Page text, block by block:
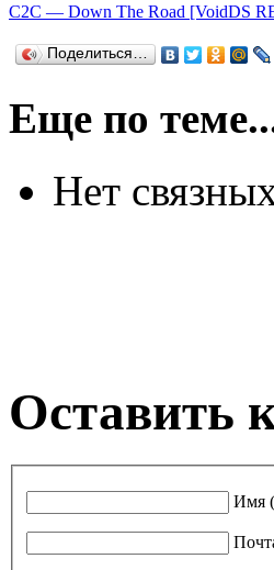
C2C — Down The Road [VoidDS
Поделиться…
Еще по
Нет
Оставить
Имя